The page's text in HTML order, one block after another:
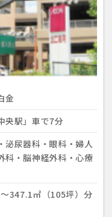
金
央駅」車で7分
泌尿器科・眼科・婦人
科・脳神経外科・心療
347.1㎡（105坪）分